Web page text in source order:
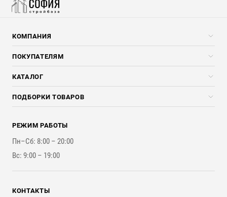
КОМПАНИЯ
Компания
Услуги
ПОКУПАТЕЛЯМ
Скидки стройкомпаниям
Доставка и разгрузка
Оплата и Возврат
Наши работы
КАТАЛОГ
Погонажные изделия
Брикеты, Дрова, Стружка
Стройматериалы
Инструменты
ПОДБОРКИ ТОВАРОВ
Для бутерброда стены
Для наружной отделки
Для покрытия крыши
РЕЖИМ РАБОТЫ
Пн–Сб: 8:00 – 20:00
Вс: 9:00 – 19:00
КОНТАКТЫ